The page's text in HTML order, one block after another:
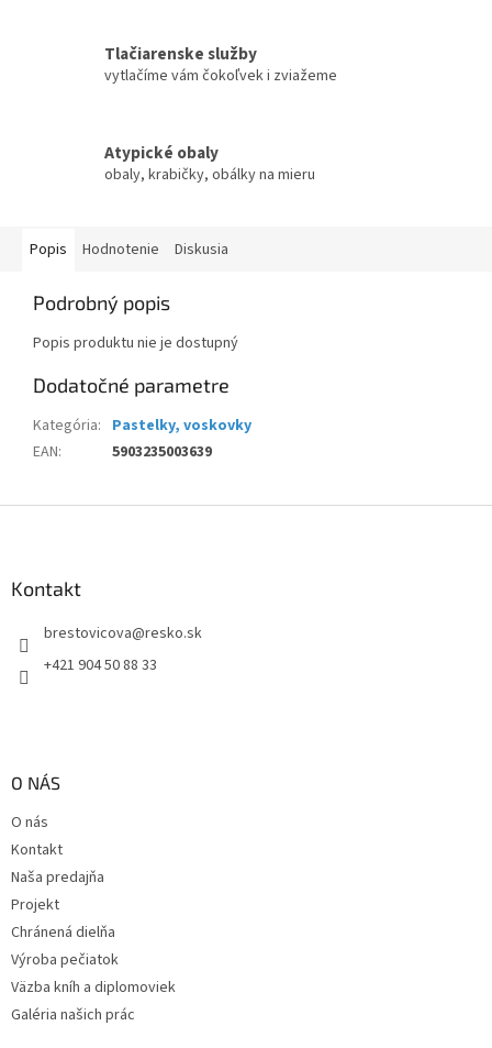
Tlačiarenske služby
vytlačíme vám čokoľvek i zviažeme
Atypické obaly
obaly, krabičky, obálky na mieru
Popis Hodnotenie Diskusia
Podrobný popis
Popis produktu nie je dostupný
Dodatočné parametre
Kategória: Pastelky, voskovky
EAN: 5903235003639
Kontakt
brestovicova@resko.sk
+421 904 50 88 33
O NÁS
O nás
Kontakt
Naša predajňa
Projekt
Chránená dielňa
Výroba pečiatok
Väzba kníh a diplomoviek
Galéria našich prác